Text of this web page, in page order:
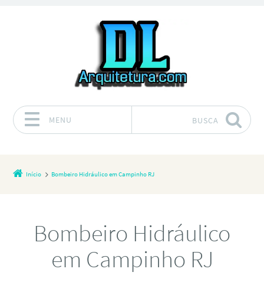
MENU BUSCA
Início Bombeiro Hidráulico em Campinho RJ
Bombeiro Hidráulico
em Campinho RJ